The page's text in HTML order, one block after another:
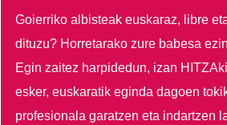
Goierriko albisteak euskaraz, libre
dituzu? Horretarako zure babesa
Egin zaitez harpidedun, izan
esker, euskaratik eginda dagoen
profesionala garatzen eta indartzen